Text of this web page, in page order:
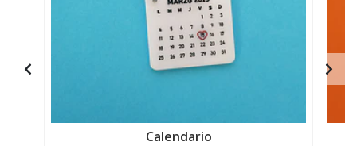
Calendario